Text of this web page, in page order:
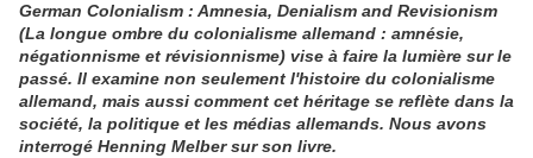
German Colonialism : Amnesia, Denialism and Revisionism
(La longue ombre du colonialisme allemand : amnésie,
négationnisme et révisionnisme) vise à faire la lumière sur le
passé. Il examine non seulement l'histoire du colonialisme
allemand, mais aussi comment cet héritage se reflète dans la
société, la politique et les médias allemands. Nous avons
interrogé Henning Melber sur son livre.